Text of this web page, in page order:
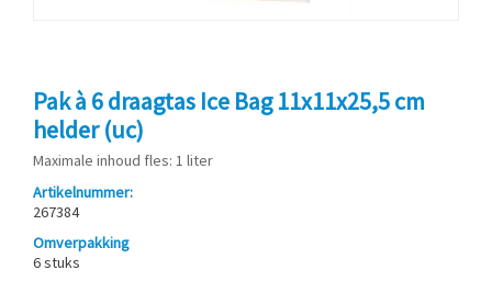
Pak à 6 draagtas Ice Bag 11x11x25,5 cm
helder (uc)
Maximale inhoud fles: 1 liter
Artikelnummer:
267384
Omverpakking
6 stuks